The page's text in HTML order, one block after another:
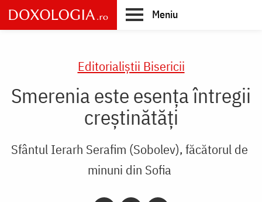
Skip
to
main
Meniu
Editorialiștii Bisericii
Smerenia este esența întregii
creștinătăți
Sfântul Ierarh Serafim (Sobolev), făcătorul de
minuni din Sofia